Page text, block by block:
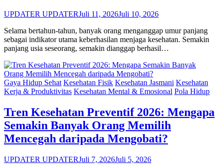
UPDATER UPDATERJuli 11, 2026Juli 10, 2026
Selama bertahun-tahun, banyak orang menganggap umur panjang
sebagai indikator utama keberhasilan menjaga kesehatan. Semakin
panjang usia seseorang, semakin dianggap berhasil…
Gaya Hidup Sehat Kesehatan Fisik Kesehatan Jasmani Kesehatan
Kerja & Produktivitas Kesehatan Mental & Emosional Pola Hidup
Tren Kesehatan Preventif 2026: Mengapa
Semakin Banyak Orang Memilih
Mencegah daripada Mengobati?
UPDATER UPDATERJuli 7, 2026Juli 5, 2026